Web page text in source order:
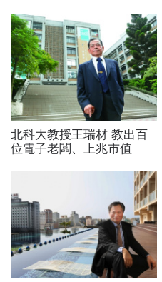
北科大教授王瑞材 教出百
位電子老闆、上兆市值